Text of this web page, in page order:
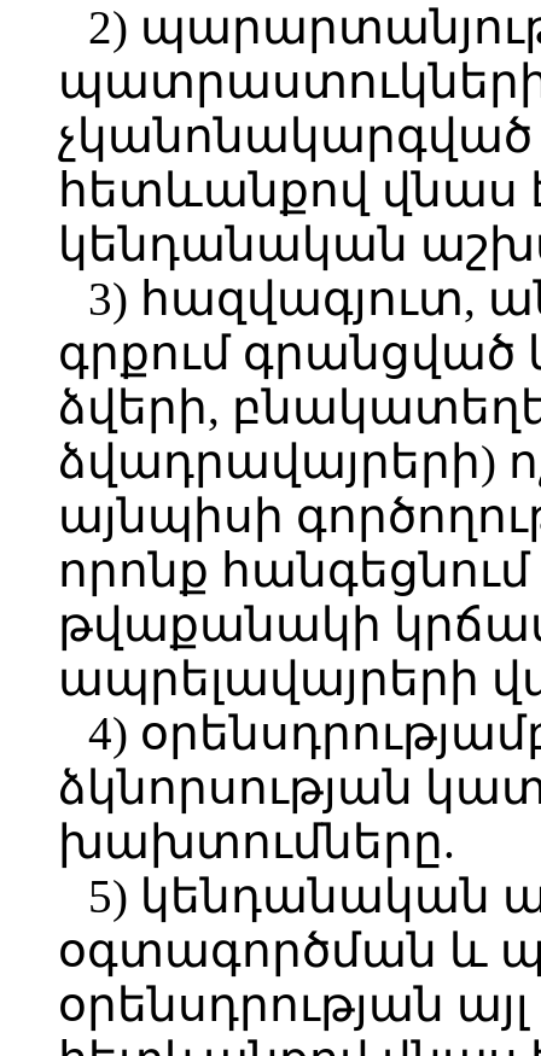
2)
չկանոնակարգված
հետևանքով վնաս
կենդանական
3) հազվագյուտ,
գրքում գրանցված
ձվերի,
ձվադրավայրերի)
այնպիսի
որոնք
թվաքանակի
ապրելավայրերի
4)
ձկնորսության
խախտումները.
5) կենդանական
օգտագործման և
օրենսդրության